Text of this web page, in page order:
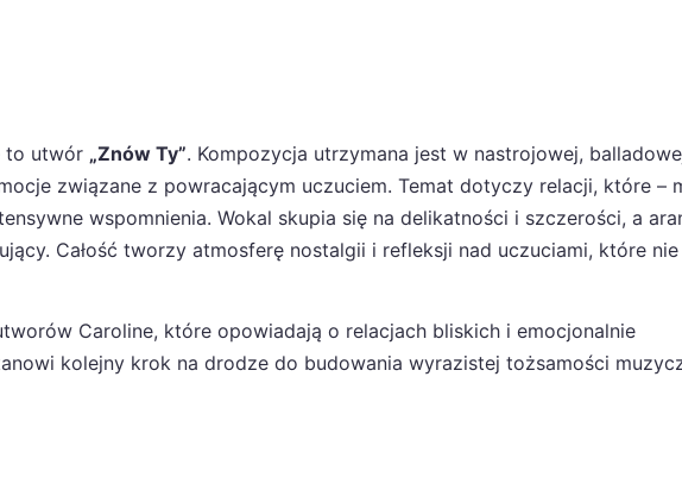
to utwór „Znów Ty”. Kompozycja utrzymana jest w nastrojowej,
związane z powracającym uczuciem. Temat dotyczy relacji, które –
wspomnienia. Wokal skupia się na delikatności i szczerości, a
Całość tworzy atmosferę nostalgii i refleksji nad uczuciami, które nie
Caroline, które opowiadają o relacjach bliskich i emocjonalnie
kolejny krok na drodze do budowania wyrazistej tożsamości